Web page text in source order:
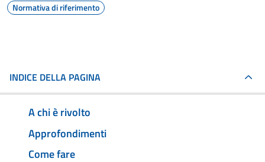
Normativa di riferimento
INDICE DELLA PAGINA
A chi è rivolto
Approfondimenti
Come fare